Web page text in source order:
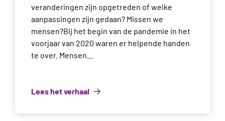
veranderingen zijn opgetreden of welke
aanpassingen zijn gedaan? Missen we
mensen?Bij het begin van de pandemie in het
voorjaar van 2020 waren er helpende handen
te over. Mensen…
Lees het verhaal